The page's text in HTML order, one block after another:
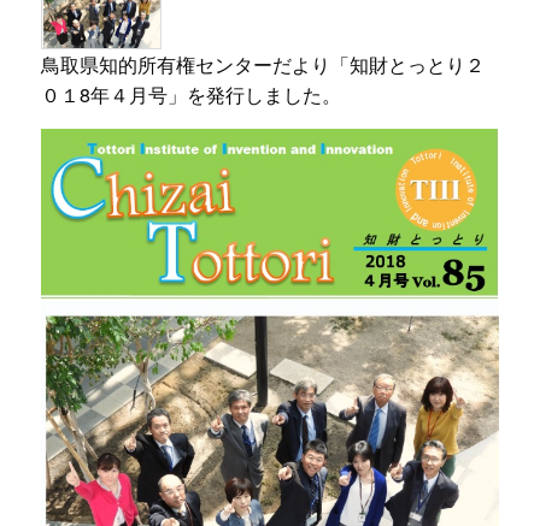
鳥取県知的所有権センターだより「知財とっとり２
０１8年４月号」を発行しました。